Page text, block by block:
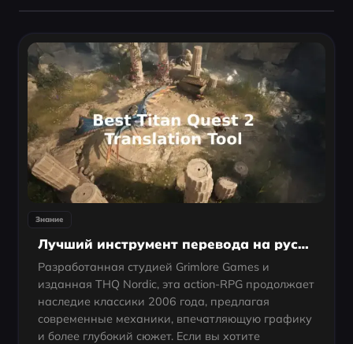
Знание
Лучший инструмент перевода на русский язык для Titan Quest 2
Разработанная студией Grimlore Games и
изданная THQ Nordic, эта action-RPG продолжает
наследие классики 2006 года, предлагая
современные механики, впечатляющую графику
и более глубокий сюжет. Если вы хотите